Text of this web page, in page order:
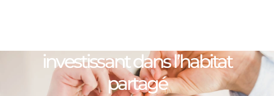
investissant dans l’habitat
partagé